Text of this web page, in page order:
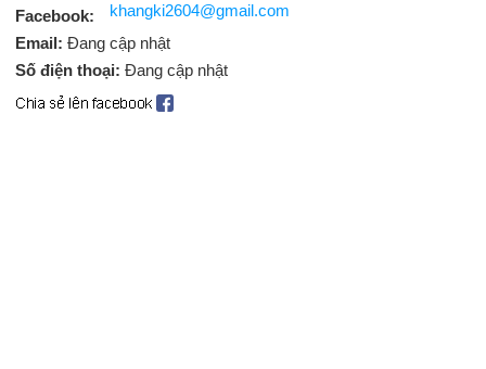
Facebook:
khangki2604@gmail.com
Email: Đang cập nhật
Số điện thoại: Đang cập nhật